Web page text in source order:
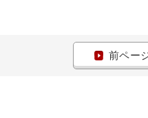
前ペー